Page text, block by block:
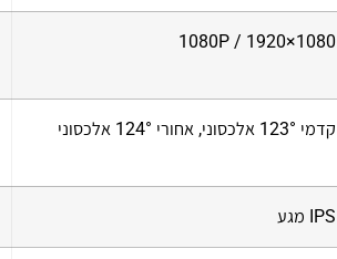
1080P / 1920×1080
קדמי 123° אלכסוני, אחורי 124° אלכסוני
IPS מגע